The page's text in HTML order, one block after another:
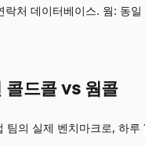
락처 데이터베이스. 웜: 동
드콜 vs 웜콜
팀의 실제 벤치마크로, 하